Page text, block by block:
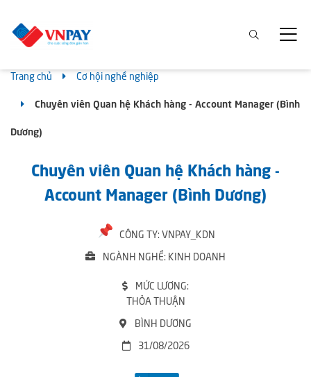
Trang chủ Cơ hội nghề nghiệp
Chuyên viên Quan hệ Khách hàng - Account Manager (Bình
Dương)
Chuyên viên Quan hệ Khách hàng -
Account Manager (Bình Dương)
CÔNG TY: VNPAY_KDN
NGÀNH NGHỀ: KINH DOANH
MỨC LƯƠNG:
THỎA THUẬN
BÌNH DƯƠNG
31/08/2026